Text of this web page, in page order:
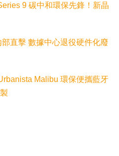
9 碳中和環保先鋒！新晶
直擊 數據中心退役硬件化廢
Malibu 環保便攜藍牙